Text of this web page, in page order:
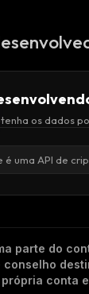
os dados
é uma API de
parte do
conta